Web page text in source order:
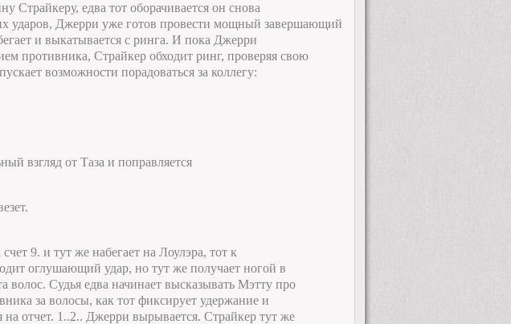
Страйкеру, едва тот оборачивается он снова
ударов, Джерри уже готов провести мощный завершающий
и выкатывается с ринга. И пока Джерри
противника, Страйкер обходит ринг, проверяя свою
возможности порадоваться за коллегу:
взгляд от Таза и поправляется
9. и тут же набегает на Лоулэра, тот к
оглушающий удар, но тут же получает ногой в
волос. Судья едва начинает высказывать Мэтту про
за волосы, как тот фиксирует удержание и
на отчет. 1..2.. Джерри вырывается. Страйкер тут же